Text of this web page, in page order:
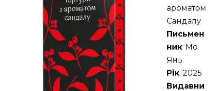
ароматом
Сандалу
Письмен
ник: Мо
Янь
Рік: 2025
Видавни